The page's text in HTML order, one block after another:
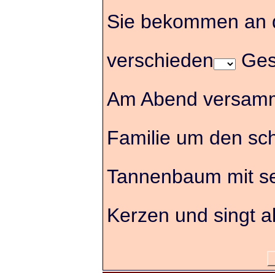
Sie bekommen an
verschieden
Am Abend
Familie um den
Tannenbaum mit
Kerzen und singt